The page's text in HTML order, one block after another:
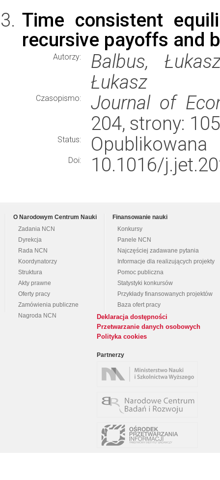
Time consistent
recursive payoffs and
Autorzy:
Balbus,
Łukasz
Czasopismo:
Journal of
204, strony:
Status: Opublikowana
Doi: 10.1016/
O Narodowym Centrum Nauki
Zadania NCN
Dyrekcja
Rada NCN
Koordynatorzy
Struktura
Akty prawne
Oferty pracy
Zamówienia publiczne
Nagroda NCN
Finansowanie nauki
Konkursy
Panele NCN
Najczęściej zadawane pytania
Informacje dla realizujących projekty
Pomoc publiczna
Statystyki konkursów
Przykłady finansowanych projektów
Baza ofert pracy
Deklaracja dostępności
Przetwarzanie danych osobowych
Polityka cookies
Partnerzy